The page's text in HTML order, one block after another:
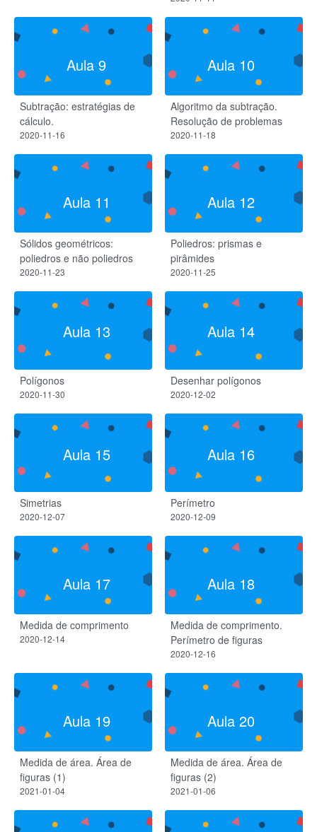
Aula 9
Subtração: estratégias de
cálculo.
2020-11-16
Aula 10
Algoritmo da subtração.
Resolução de problemas
2020-11-18
Aula 11
Sólidos geométricos:
poliedros e não poliedros
2020-11-23
Aula 12
Poliedros: prismas e
pirâmides
2020-11-25
Aula 13
Polígonos
2020-11-30
Aula 14
Desenhar polígonos
2020-12-02
Aula 15
Simetrias
2020-12-07
Aula 16
Perímetro
2020-12-09
Aula 17
Medida de comprimento
2020-12-14
Aula 18
Medida de comprimento.
Perímetro de figuras
2020-12-16
Aula 19
Medida de área. Área de
figuras (1)
2021-01-04
Aula 20
Medida de área. Área de
figuras (2)
2021-01-06